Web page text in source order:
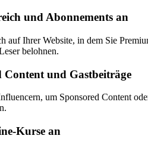
und Abonnements an
auf Ihrer Website, in dem Sie
belohnen.
Content und Gastbeiträge
um Sponsored Content
Kurse an